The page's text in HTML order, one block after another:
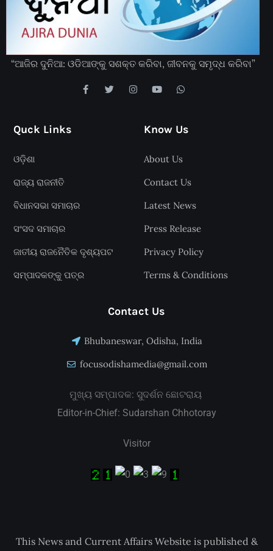
“ଆଜିର ଦୁନିଆ: ଓଡିଆଙ୍କୁ ସଶକ୍ତ କରିବା, ଜୀବନକୁ ସମୃଦ୍ଧ କରିବା”
Quck Links
ଓଡ଼ିଶା
ରାଜ୍ୟ ରାଜନୀତି
ବିଧାନସଭା ସମାଚାର
ସଂସଦ ସମାଚାର
ଜାତୀୟ ରାଜନୈତିକ ଦୃଶ୍ୟପଟ
ସମ୍ପାଦକଙ୍କୁ ପତ୍ର
Know Us
About Us
Contact Us
Latest News
Press Release
Privacy Policy
Terms & Conditions
Contact Us
Bhubaneswar, Odisha, India
focusodishamedia@gmail.com
ମୁଖ୍ୟ ସମ୍ପାଦକ: ସୁଦର୍ଶନ ଛୋଟରାୟ
Editor-in-Chief: Sudarshan Chhotoray
Visitor
This News and Current Affairs Website is published &